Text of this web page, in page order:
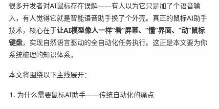
很多开发者对AI鼠标存在误解——有人以为它只是加了个语音输
入，有人觉得它就是智能语音助手换了个外壳。真正的鼠标AI助手
技术，核心在于让AI模型像人一样“看”屏幕、“懂”界面、“动”鼠标
键盘，实现自然语言驱动的全自动化任务执行。这正是本文要为你
系统梳理的知识体系。
本文将围绕以下主线展开：
为什么需要鼠标AI助手——传统自动化的痛点